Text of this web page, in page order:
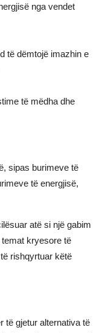
nga vendet
të dëmtojë imazhin e
të mëdha dhe
sipas burimeve të
të energjisë,
atë si një gabim
kryesore të
rishqyrtuar këtë
të gjetur alternativa të